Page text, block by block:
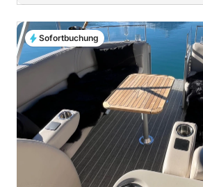
Sofortbuchung